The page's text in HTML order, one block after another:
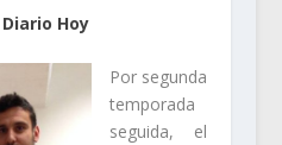
Diario Hoy
Por segunda
temporada
seguida, el